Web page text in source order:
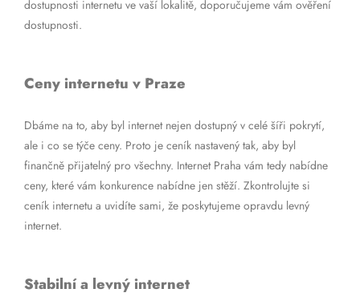
dostupnosti internetu ve vaší lokalitě, doporučujeme vám ověření
dostupnosti.
Ceny internetu v Praze
Dbáme na to, aby byl internet nejen dostupný v celé šíři pokrytí,
ale i co se týče ceny. Proto je ceník nastavený tak, aby byl
finančně přijatelný pro všechny. Internet Praha vám tedy nabídne
ceny, které vám konkurence nabídne jen stěží. Zkontrolujte si
ceník internetu a uvidíte sami, že poskytujeme opravdu levný
internet.
Stabilní a levný internet